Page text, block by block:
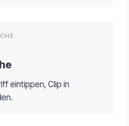
eintippen, Clip in